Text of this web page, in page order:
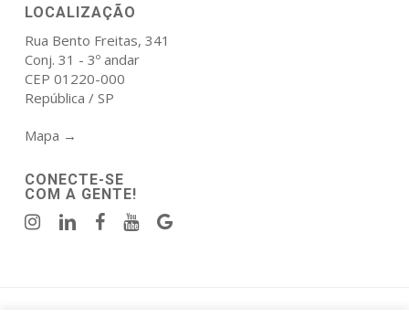
LOCALIZAÇÃO
Rua Bento Freitas, 341
Conj. 31 - 3º andar
CEP 01220-000
República / SP
Mapa →
CONECTE-SE
COM A GENTE!